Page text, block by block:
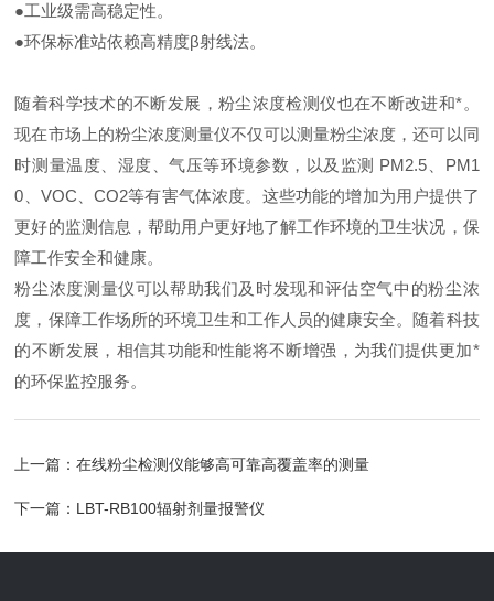
●工业级​​需高稳定性。
●​​环保标准站​​依赖高精度β射线法。
随着科学技术的不断发展，粉尘浓度检测仪也在不断改进和*。
现在市场上的粉尘浓度测量仪不仅可以测量粉尘浓度，还可以同
时测量温度、湿度、气压等环境参数，以及监测 PM2.5、PM1
0、VOC、CO2等有害气体浓度。这些功能的增加为用户提供了
更好的监测信息，帮助用户更好地了解工作环境的卫生状况，保
障工作安全和健康。
粉尘浓度测量仪可以帮助我们及时发现和评估空气中的粉尘浓
度，保障工作场所的环境卫生和工作人员的健康安全。随着科技
的不断发展，相信其功能和性能将不断增强，为我们提供更加*
的环保监控服务。
上一篇：在线粉尘检测仪能够高可靠高覆盖率的测量
下一篇： LBT-RB100辐射剂量报警仪